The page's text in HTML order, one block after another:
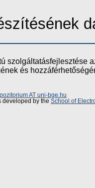
szolgáltatásfejlesztése
és
AT uni-bge.hu
developed by the School of